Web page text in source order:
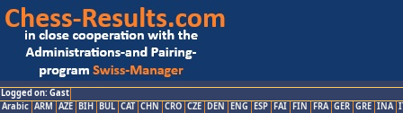
Logged on: Gast
Arabic ARM AZE BIH BUL CAT CHN CRO CZE DEN ENG ESP FAI FIN FRA GER GRE INA